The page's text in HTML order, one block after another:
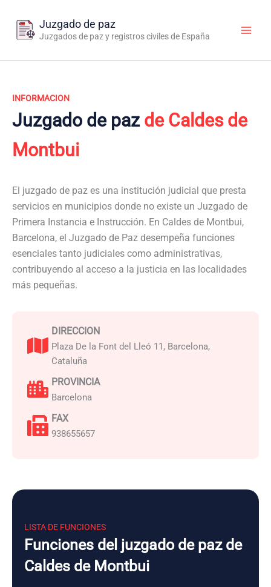
contenido
Juzgado de paz
Juzgados de paz y registros civiles de España
INFORMACION
Juzgado de paz de Caldes de
Montbui
El juzgado de paz es una institución judicial que presta
servicios en municipios donde no existe un Juzgado de
Primera Instancia e Instrucción. En Caldes de Montbui,
Barcelona, el Juzgado de Paz desempeña funciones
esenciales tanto judiciales como administrativas,
contribuyendo al acceso a la justicia en las localidades
más pequeñas.
DIRECCION
Plaza De la Font del Lleó 11, Barcelona,
Cataluña
PROVINCIA
Barcelona
FAX
938655657
LISTA DE FUNCIONES
Funciones del juzgado de paz de
Caldes de Montbui